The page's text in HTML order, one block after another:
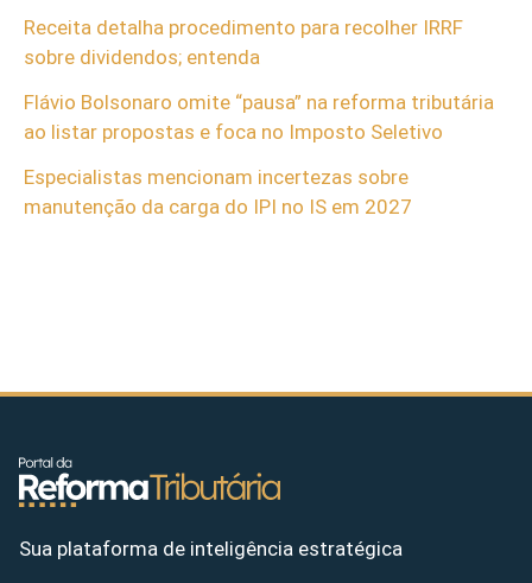
Receita detalha procedimento para recolher IRRF
sobre dividendos; entenda
Flávio Bolsonaro omite “pausa” na reforma tributária
ao listar propostas e foca no Imposto Seletivo
Especialistas mencionam incertezas sobre
manutenção da carga do IPI no IS em 2027
Sua plataforma de inteligência estratégica